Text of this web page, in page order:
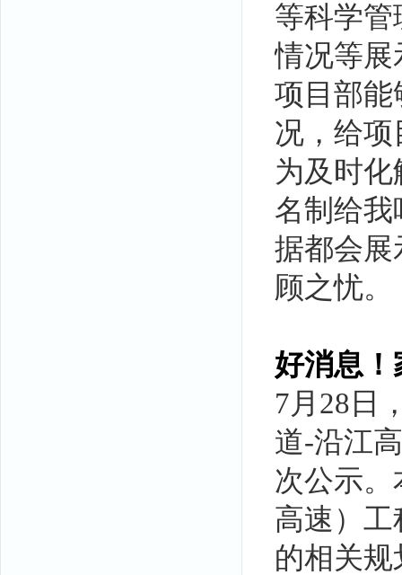
等科学
情况等展
项目部能
况，给
为及时
名制给我
据都会展
顾之忧。
好消息
7月28日
道-沿江
次公示
高速）工
的相关规